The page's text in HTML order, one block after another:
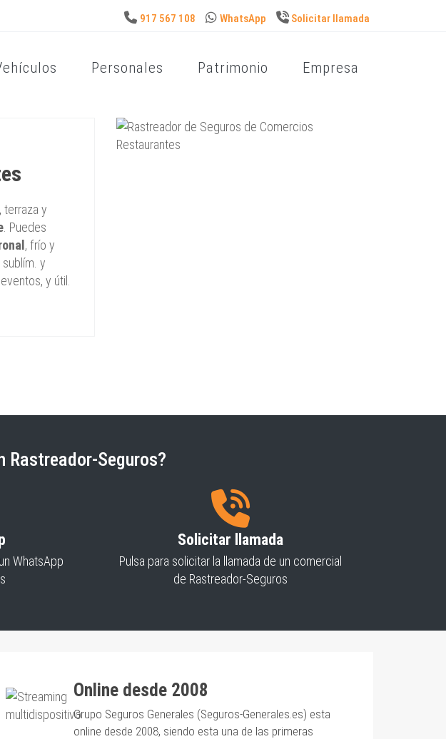
917 567 108 WhatsApp Solicitar llamada
Personales Patrimonio Empresa
terraza y
. Puedes
, frío y
y
y útil.
Rastreador-Seguros?
WhatsApp
Solicitar llamada
Pulsa para solicitar la llamada de un comercial
de Rastreador-Seguros
Online desde 2008
Grupo Seguros Generales (Seguros-Generales.es) esta
online desde 2008, siendo esta una de las primeras